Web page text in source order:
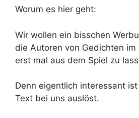
Worum es hier geht:
Wir wollen ein bisschen
die Autoren von Gedichten
erst mal aus dem Spiel zu
Denn eigentlich interessant
Text bei uns auslöst.